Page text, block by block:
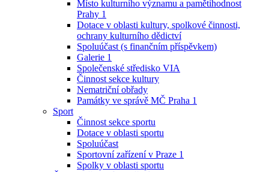
Místo kulturního významu a pamětihodnost
Prahy 1
Dotace v oblasti kultury, spolkové činnosti,
ochrany kulturního dědictví
Spoluúčast (s finančním příspěvkem)
Galerie 1
Společenské středisko VIA
Činnost sekce kultury
Nematriční obřady
Památky ve správě MČ Praha 1
Sport
Činnost sekce sportu
Dotace v oblasti sportu
Spoluúčast
Sportovní zařízení v Praze 1
Spolky v oblasti sportu